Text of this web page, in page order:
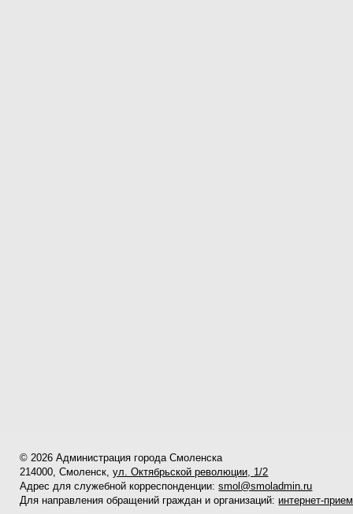
© 2026 Администрация города Смоленска
214000, Смоленск,ул. Октябрьской революции, 1/2
Адрес для служебной корреспонденции:smol@smoladmin.ru
Для направления обращений граждан и организаций: интернет-